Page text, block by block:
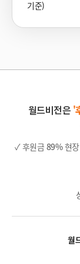
기준)
월드비전은 '
✓ 후원금 89%현
월